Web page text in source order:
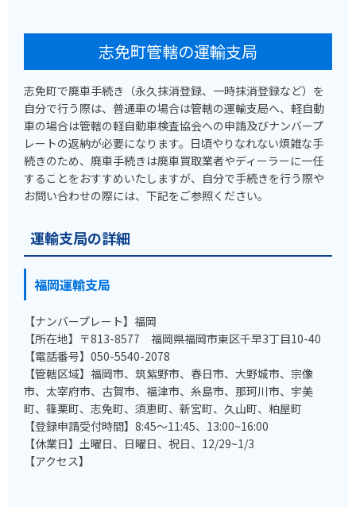
志免町管轄の運輸支局
志免町で廃車手続き（永久抹消登録、一時抹消登録など）を
自分で行う際は、普通車の場合は管轄の運輸支局へ、軽自動
車の場合は管轄の軽自動車検査協会への申請及びナンバープ
レートの返納が必要になります。日頃やりなれない煩雑な手
続きのため、廃車手続きは廃車買取業者やディーラーに一任
することをおすすめいたしますが、自分で手続きを行う際や
お問い合わせの際には、下記をご参照ください。
運輸支局の詳細
福岡運輸支局
【ナンバープレート】福岡
【所在地】〒813-8577 福岡県福岡市東区千早3丁目10-40
【電話番号】050-5540-2078
【管轄区域】福岡市、筑紫野市、春日市、大野城市、宗像
市、太宰府市、古賀市、福津市、糸島市、那珂川市、宇美
町、篠栗町、志免町、須恵町、新宮町、久山町、粕屋町
【登録申請受付時間】8:45～11:45、13:00~16:00
【休業日】土曜日、日曜日、祝日、12/29~1/3
【アクセス】